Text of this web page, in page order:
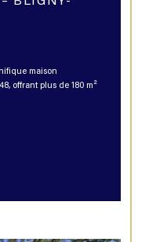
maison
offrant plus de 180 m²